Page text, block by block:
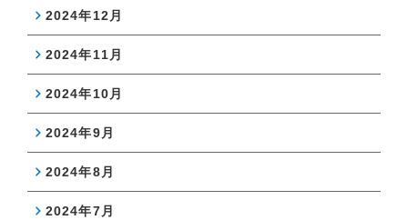
2024年12月
2024年11月
2024年10月
2024年9月
2024年8月
2024年7月